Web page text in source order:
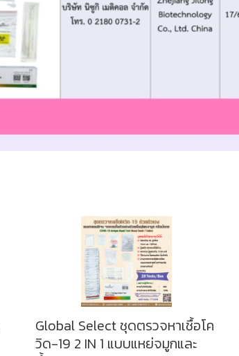
Global Select ชุดตรวจหาเชื้อโค
วิด-19 2 IN 1 แบบแหย่จมูกและ